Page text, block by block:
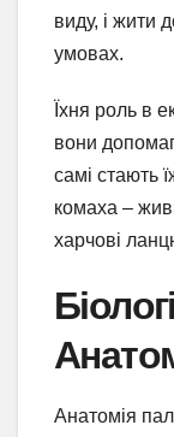
виду, і жити
умовах.
Їхня роль в
вони
самі стають
комаха –
харчові
Анатомія